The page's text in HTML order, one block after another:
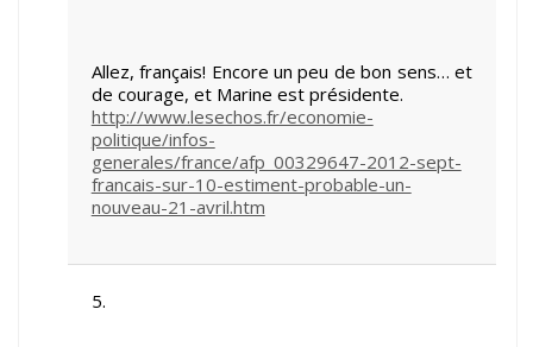
Allez, français! Encore un peu de bon sens… et
de courage, et Marine est présidente.
http://www.lesechos.fr/economie-
politique/infos-
generales/france/afp_00329647-2012-sept-
francais-sur-10-estiment-probable-un-
nouveau-21-avril.htm